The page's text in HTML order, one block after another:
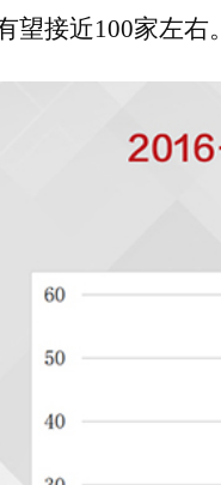
接近100家左右。